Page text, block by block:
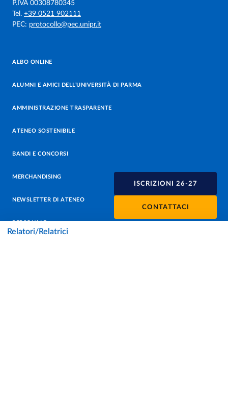
ISCRIZIONI 26-27
CONTATTACI
Relatori/Relatrici
P.IVA 00308780345
Tel. +39 0521 902111
PEC: protocollo@pec.unipr.it
ALBO ONLINE
ALUMNI E AMICI DELL’UNIVERSITÀ DI PARMA
AMMINISTRAZIONE TRASPARENTE
ATENEO SOSTENIBILE
BANDI E CONCORSI
MERCHANDISING
NEWSLETTER DI ATENEO
PERSONALE